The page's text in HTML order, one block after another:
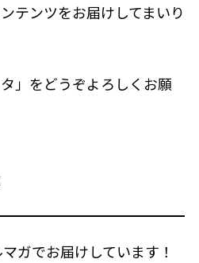
テンツをお届けしてまいり
」をどうぞよろしくお願
ガでお届けしています！